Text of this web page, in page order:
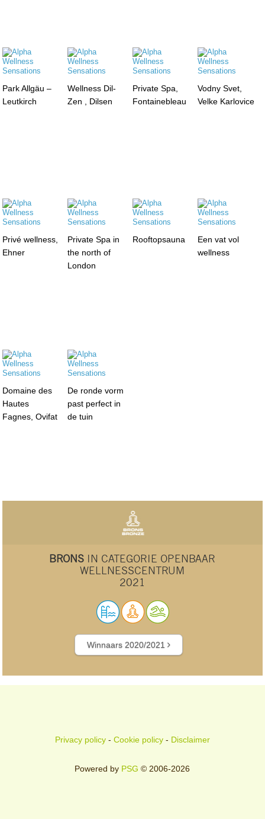
Park Allgäu –
Leutkirch
Wellness Dil-
Zen , Dilsen
Private Spa,
Fontainebleau
Vodny Svet,
Velke Karlovice
Privé wellness,
Ehner
Private Spa in
the north of
London
Rooftopsauna
Een vat vol
wellness
Domaine des
Hautes
Fagnes, Ovifat
De ronde vorm
past perfect in
de tuin
BRONS IN CATEGORIE OPENBAAR
WELLNESSCENTRUM
2021
Winnaars 2020/2021
Privacy policy- Cookie policy- Disclaimer
Powered by PSG © 2006-2026